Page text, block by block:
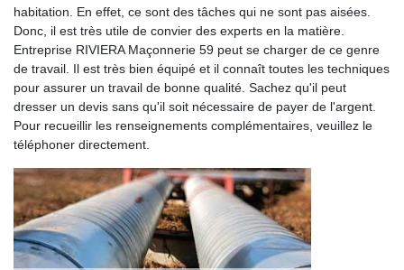
habitation. En effet, ce sont des tâches qui ne sont pas aisées.
Donc, il est très utile de convier des experts en la matière.
Entreprise RIVIERA Maçonnerie 59 peut se charger de ce genre
de travail. Il est très bien équipé et il connaît toutes les techniques
pour assurer un travail de bonne qualité. Sachez qu'il peut
dresser un devis sans qu'il soit nécessaire de payer de l'argent.
Pour recueillir les renseignements complémentaires, veuillez le
téléphoner directement.